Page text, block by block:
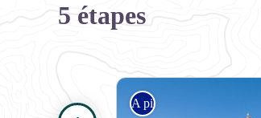
5 étapes
A pied